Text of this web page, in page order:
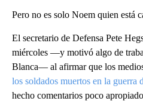
Pero no es solo Noem quien está
El secretario de Defensa Pete
miércoles —y motivó algo de
Blanca— al afirmar que los
los soldados muertos en la guerra
hecho comentarios poco